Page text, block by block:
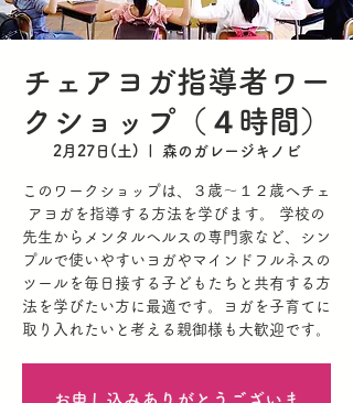
チェアヨガ指導者ワー
クショップ（４時間）
2月27日(土) 森のガレージキノビ
このワークショップは、３歳～１２歳へチェ
アヨガを指導する方法を学びます。 学校の
先生からメンタルヘルスの専門家など、シン
プルで使いやすいヨガやマインドフルネスの
ツールを毎日接する子どもたちと共有する方
法を学びたい方に最適です。ヨガを子育てに
取り入れたいと考える親御様も大歓迎です。